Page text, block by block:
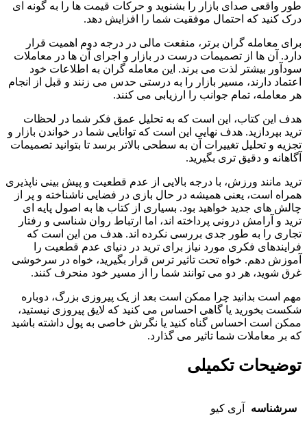
طور واقعی صدای بازار را بشنوید و حرکات قیمت ها را به گونه ای
درک کنید که احتمال موفقیت شما را افزایش دهد.
برای معامله گران برتر، منفعت مالی در درجه دوم اهمیت قرار
دارد. آن ها از تصمیمات درست در بازار و اجرای آن ها در معاملات
سودآور بیشتر لذت می برند. این معامله گران به اطلاعات خود
اعتماد دارند، مسیر بازار را به درستی حدس می زنند و قبل از انجام
هر معامله، تمام جوانب را ارزیابی می کنند.
هدف این کتاب، این است که به تحلیل عمق فکر شما در لحظات
ترید بپردازید. هدف نهایی این است که توانایی شما در خواندن بازار و
تجزیه و تحلیل تغییرات آن به سطحی بالاتر برسد تا بتوانید تصمیمات
آگاهانه و دقیق تری بگیرید.
ترید مانند ورزش، با درجه بالایی از عدم قطعیت و پیش بینی ناپذیری
همراه است، یعنی همیشه در حال بازی در فضایی ناشناخته و پر از
چالش های جدید خواهید بود. بسیاری از کتاب ها به اصول پایه ای
ترید و آرامش درونی پرداخته اند، اما ارتباط روان شناسی و رفتار
تجاری را به طور جدی بررسی نکرده اند. هدف من این است که
فرایندهای فکری مورد نیاز برای ترید در دنیای عدم قطعیت را
آموزش دهم. خواه تحت تاثیر ترس قرار بگیرید، خواه در سرخوشی
غرق شوید، هر دو می توانند شما را از مسیر خود منحرف کنند.
مهم است بدانید چرا ممکن است بعد از یک پیروزی بزرگ، دوباره
شکست بخورید یا گاهی احساس می کنید که لایق پیروزی نیستید،
ممکن است احساس گناه کنید یا نگرش خاصی به پول داشته باشید
که بر معاملات شما تاثیر می گذارد.
توضیحات تکمیلی
سرشناسه آری کیو